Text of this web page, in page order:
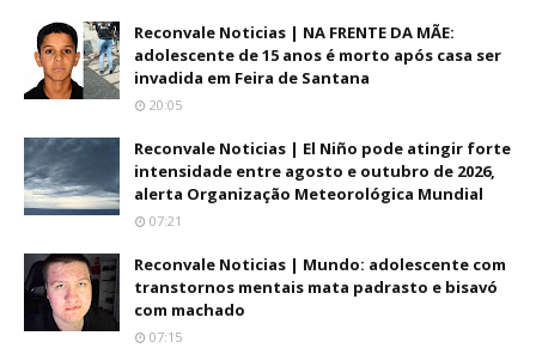
Reconvale Noticias | NA FRENTE DA MÃE:
adolescente de 15 anos é morto após casa ser
invadida em Feira de Santana
20:05
Reconvale Noticias | El Niño pode atingir forte
intensidade entre agosto e outubro de 2026,
alerta Organização Meteorológica Mundial
07:21
Reconvale Noticias | Mundo: adolescente com
transtornos mentais mata padrasto e bisavó
com machado
07:15